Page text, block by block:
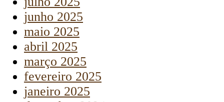
junho 2025
maio 2025
abril 2025
março 2025
fevereiro 2025
janeiro 2025